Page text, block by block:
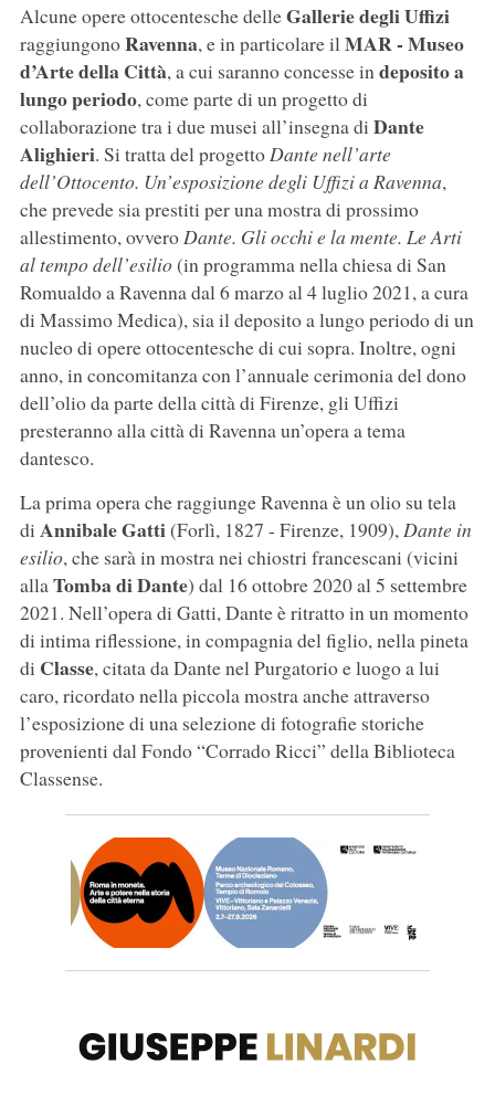
Alcune opere ottocentesche delleGallerie degli Uffizi
raggiungonoRavenna, e in particolare ilMAR - Museo
d’Arte della Città, a cui saranno concesse indeposito a
lungo periodo, come parte di un progetto di
collaborazione tra i due musei all’insegna di Dante
Alighieri. Si tratta del progettoDante nell’arte
dell’Ottocento. Un’esposizione degli Uffizi a Ravenna,
che prevede sia prestiti per una mostra di prossimo
allestimento, ovveroDante. Gli occhi e la mente. Le Arti
al tempo dell’esilio(in programma nella chiesa di San
Romualdo a Ravenna dal 6 marzo al 4 luglio 2021, a cura
di Massimo Medica), sia il deposito a lungo periodo di un
nucleo di opere ottocentesche di cui sopra. Inoltre, ogni
anno, in concomitanza con l’annuale cerimonia del dono
dell’olio da parte della città di Firenze, gli Uffizi
presteranno alla città di Ravenna un’opera a tema
dantesco.
La prima opera che raggiunge Ravenna è un olio su tela
di Annibale Gatti(Forlì, 1827 - Firenze, 1909),Dante in
esilio, che sarà in mostra nei chiostri francescani (vicini
allaTomba di Dante) dal 16 ottobre 2020 al 5 settembre
2021. Nell’opera di Gatti, Dante è ritratto in un momento
di intima riflessione, in compagnia del figlio, nella pineta
di Classe, citata da Dante nel Purgatorio e luogo a lui
caro, ricordato nella piccola mostra anche attraverso
l’esposizione di una selezione di fotografie storiche
provenienti dal Fondo “Corrado Ricci” della Biblioteca
Classense.